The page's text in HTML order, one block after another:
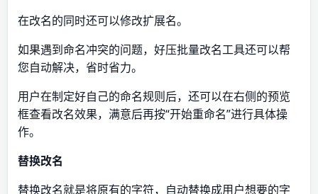
在改名的同时还可以修改扩展名。
如果遇到命名冲突的问题，好压批量改名工具还可以帮
您自动解决，省时省力。
用户在制定好自己的命名规则后，还可以在右侧的预览
框查看改名效果，满意后再按“开始重命名”进行具体操
作。
替换改名
替换改名就是将原有的字符，自动替换成用户想要的字